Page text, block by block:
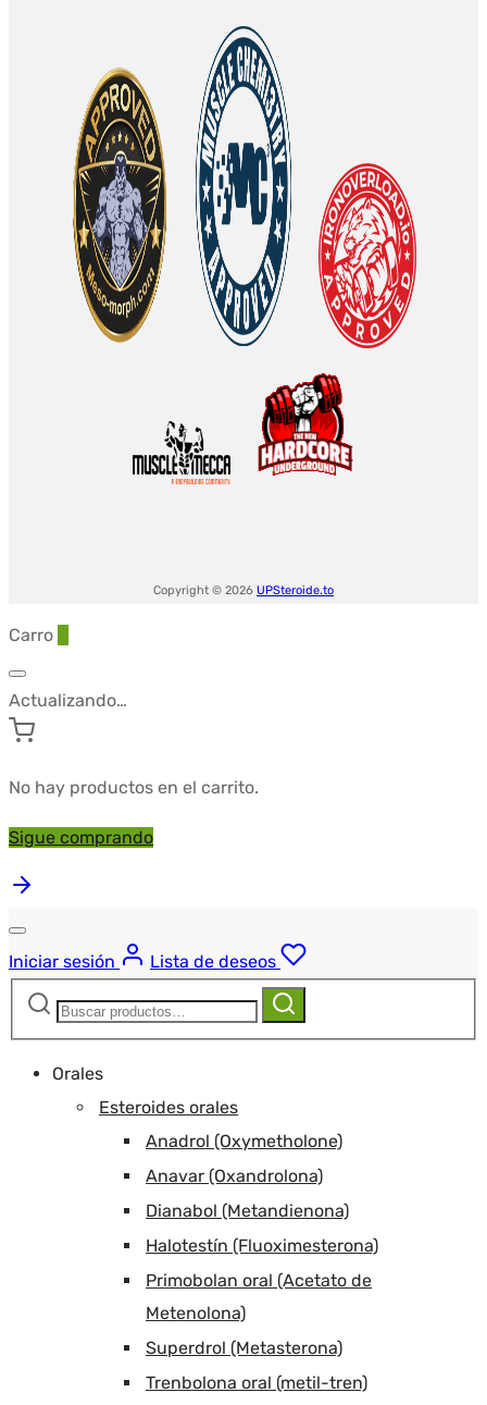
Copyright © 2026 UPSteroide.to
Carro
Actualizando…
No hay productos en el carrito.
Sigue comprando
Iniciar sesión
Lista de deseos
Buscar:
Buscar
Orales
Esteroides orales
Anadrol (Oxymetholone)
Anavar (Oxandrolona)
Dianabol (Metandienona)
Halotestín (Fluoximesterona)
Primobolan oral (Acetato de
Metenolona)
Superdrol (Metasterona)
Trenbolona oral (metil-tren)